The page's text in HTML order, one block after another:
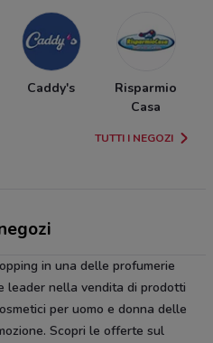
Caddy's
Risparmio
Casa
TUTTI I NEGOZI
in una delle profumerie
leader nella vendita di prodotti
per uomo e donna delle
Scopri le offerte sul